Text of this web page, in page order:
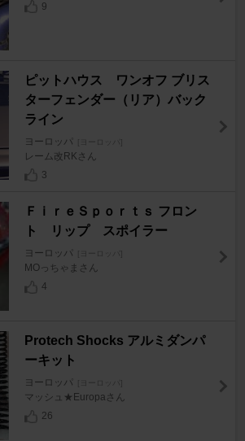
9
ピットハウス ワンオフ ブリス
ターフェンダー（リア）バック
ライン
ヨーロッパ [ヨーロッパ]
レーム改RKさん
3
ＦｉｒｅＳｐｏｒｔｓ フロン
ト リップ スポイラー
ヨーロッパ
MOっちゃまさん
4
Protech Shocks アルミダンパ
ーキット
ヨーロッパ
マッシュ★Europaさん
26